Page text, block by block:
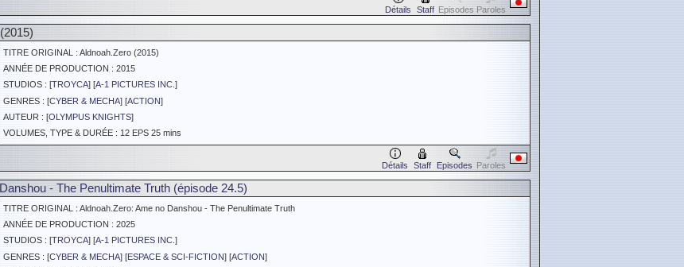
Détails Staff Episodes Paroles
(2015)
TITRE ORIGINAL : Aldnoah.Zero (2015)
ANNÉE DE PRODUCTION : 2015
STUDIOS : [TROYCA] [A-1 PICTURES INC. ]
GENRES : [CYBER & MECHA] [ACTION]
AUTEUR : [OLYMPUS KNIGHTS]
VOLUMES, TYPE & DURÉE : 12 EPS 25 mins
Détails Staff Episodes Paroles
- The Penultimate Truth (épisode 24.5)
TITRE ORIGINAL : Aldnoah.Zero: Ame no Danshou - The Penultimate Truth
ANNÉE DE PRODUCTION : 2025
STUDIOS : [TROYCA] [A-1 PICTURES INC. ]
GENRES : [CYBER & MECHA] [ESPACE & SCI-FICTION] [ACTION]